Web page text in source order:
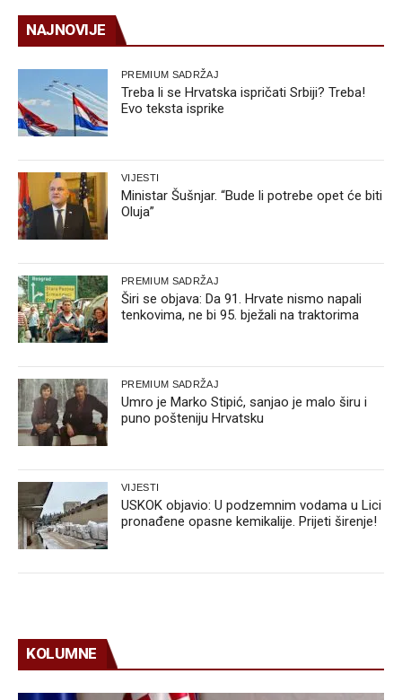
NAJNOVIJE
PREMIUM SADRŽAJ
Treba li se Hrvatska ispričati Srbiji? Treba!
Evo teksta isprike
VIJESTI
Ministar Šušnjar. “Bude li potrebe opet će biti
Oluja”
PREMIUM SADRŽAJ
Širi se objava: Da 91. Hrvate nismo napali
tenkovima, ne bi 95. bježali na traktorima
PREMIUM SADRŽAJ
Umro je Marko Stipić, sanjao je malo širu i
puno pošteniju Hrvatsku
VIJESTI
USKOK objavio: U podzemnim vodama u Lici
pronađene opasne kemikalije. Prijeti širenje!
KOLUMNE